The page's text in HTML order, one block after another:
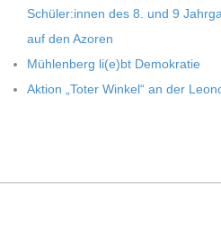
Schüler:innen des 8. und 9
auf den Azoren
Müh­len­berg li(e)bt Demokratie
Aktion „Toter Win­kel“ an der